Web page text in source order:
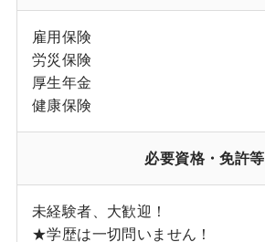
雇用保険
労災保険
厚生年金
健康保険
必要資格・免許等
未経験者、大歓迎！
★学歴は一切問いません！